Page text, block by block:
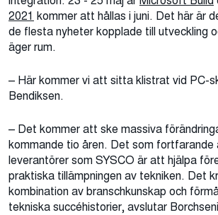
2021 kommer att hållas i juni. Det här är
de flesta nyheter kopplade till utveckling
äger rum.
– Här kommer vi att sitta klistrat vid PC-
Bendiksen.
– Det kommer att ske massiva
kommande tio åren. Det som
leverantörer som SYSCO är att hjälpa
praktiska tillämpningen av tekniken. Det
kombination av branschkunskap och
tekniska succéhistorier, avslutar